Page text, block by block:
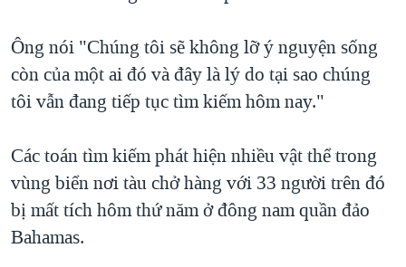
Ông nói "Chúng tôi sẽ không lỡ ý nguyện sống
còn của một ai đó và đây là lý do tại sao chúng
tôi vẫn đang tiếp tục tìm kiếm hôm nay."
Các toán tìm kiếm phát hiện nhiều vật thể trong
vùng biển nơi tàu chở hàng với 33 người trên đó
bị mất tích hôm thứ năm ở đông nam quần đảo
Bahamas.